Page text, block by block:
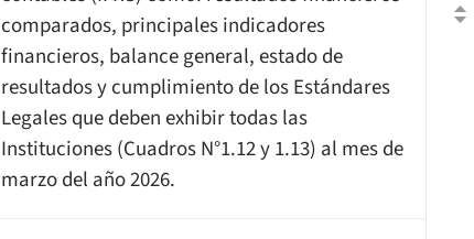
comparados, principales indicadores
financieros, balance general, estado de
resultados y cumplimiento de los Estándares
Legales que deben exhibir todas las
Instituciones (Cuadros N°1.12 y 1.13) al mes de
marzo del año 2026.